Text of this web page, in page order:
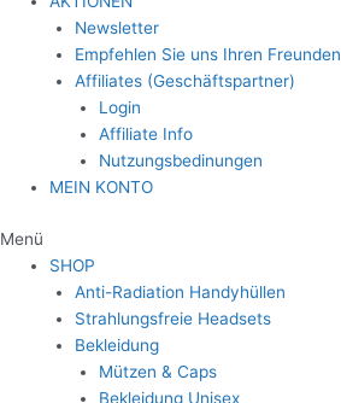
Newsletter
Empfehlen Sie uns Ihren Freunden
Affiliates (Geschäftspartner)
Login
Affiliate Info
Nutzungsbedinungen
MEIN KONTO
Menü
SHOP
Anti-Radiation Handyhüllen
Strahlungsfreie Headsets
Bekleidung
Mützen & Caps
Bekleidung Unisex